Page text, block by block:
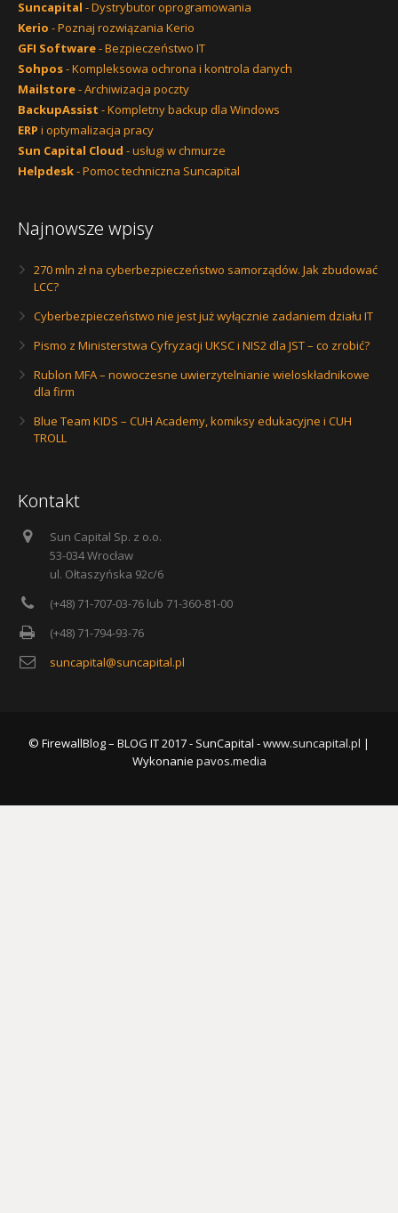
Suncapital - Dystrybutor oprogramowania
Kerio - Poznaj rozwiązania Kerio
GFI Software- Bezpieczeństwo IT
Sohpos- Kompleksowa ochrona i kontrola danych
Mailstore- Archiwizacja poczty
BackupAssist - Kompletny backup dla Windows
ERP i optymalizacja pracy
Sun Capital Cloud - usługi w chmurze
Helpdesk- Pomoc techniczna Suncapital
Najnowsze wpisy
270 mln zł na cyberbezpieczeństwo samorządów. Jak zbudować
LCC?
Cyberbezpieczeństwo nie jest już wyłącznie zadaniem działu IT
Pismo z Ministerstwa Cyfryzacji UKSC i NIS2 dla JST – co zrobić?
Rublon MFA – nowoczesne uwierzytelnianie wieloskładnikowe
dla firm
Blue Team KIDS – CUH Academy, komiksy edukacyjne i CUH
TROLL
Kontakt
Sun Capital Sp. z o.o.
53-034 Wrocław
ul. Ołtaszyńska 92c/6
(+48) 71-707-03-76 lub 71-360-81-00
(+48) 71-794-93-76
suncapital@suncapital.pl
© FirewallBlog – BLOG IT 2017 - SunCapital -www.suncapital.pl |
Wykonanie pavos.media